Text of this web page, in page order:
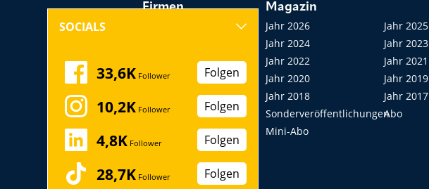
Firmen
Messen, Seminare,
Kongresse
Startup
Magazin
Jahr 2026
Jahr 2025
Jahr 2024
Jahr 2023
Jahr 2022
Jahr 2021
Jahr 2020
Jahr 2019
Jahr 2018
Jahr 2017
SonderveröffentlichungenAbo
Mini-Abo
SOCIALS
33,6K Follower Folgen
10,2K Follower Folgen
4,8K Follower Folgen
28,7K Follower Folgen